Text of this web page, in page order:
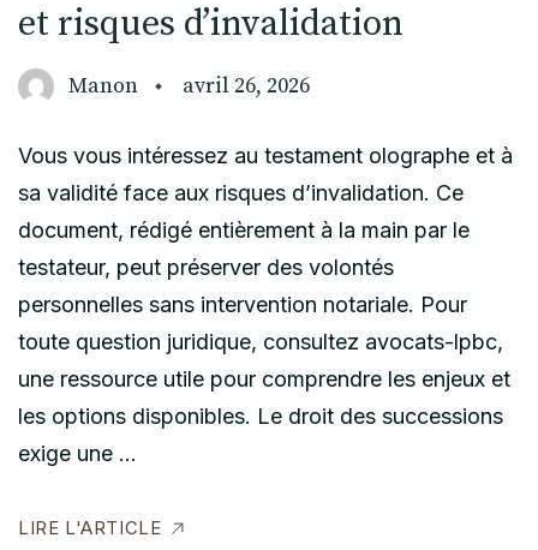
et risques d’invalidation
Manon avril 26, 2026
Vous vous intéressez au testament olographe et à
sa validité face aux risques d’invalidation. Ce
document, rédigé entièrement à la main par le
testateur, peut préserver des volontés
personnelles sans intervention notariale. Pour
toute question juridique, consultez avocats-lpbc,
une ressource utile pour comprendre les enjeux et
les options disponibles. Le droit des successions
exige une …
LIRE L'ARTICLE